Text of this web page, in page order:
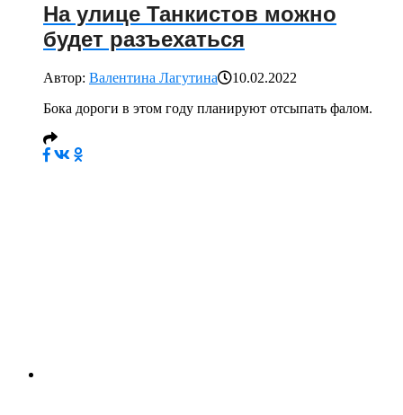
На улице Танкистов можно
будет разъехаться
Автор: Валентина Лагутина
10.02.2022
Бока дороги в этом году планируют отсыпать фалом.